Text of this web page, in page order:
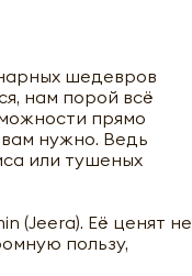
шедевров
нам порой всё
прямо
вам нужно. Ведь
или тушеных
(Jeera). Её ценят не
пользу,